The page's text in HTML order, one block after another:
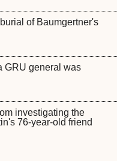
of Baumgertner's
GRU general was
investigating the
76-year-old friend